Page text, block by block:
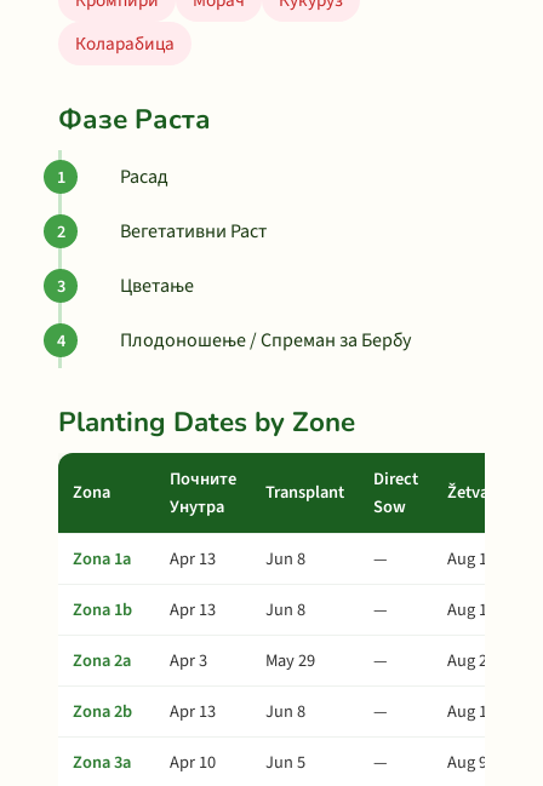
Коларабица
Фазе Раста
Расад
Вегетативни Раст
Цветање
Плодоношење / Спреман за Бербу
Planting Dates by Zone
Zona
Почните
Унутра
Transplant
Direct
Sow
Žetva
Zona 1a Apr 13 Jun 8 —
Aug 12
Zona 1b
Apr 13 Jun 8 —
Aug 12
Zona 2a
Apr 3 May 29 —
Aug 2
Zona 2b
Apr 13 Jun 8 —
Aug 12
Zona 3a
Apr 10 Jun 5 —
Aug 9